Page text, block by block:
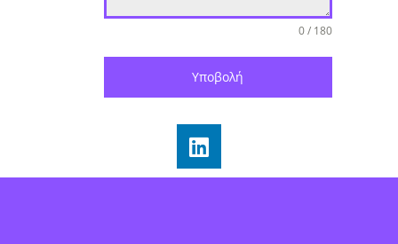
0 / 180
Υποβολή